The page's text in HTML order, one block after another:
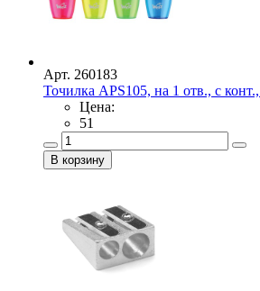
Арт. 260183
Точилка APS105, на 1 отв., с
Цена:
51